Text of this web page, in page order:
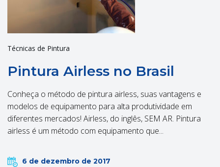
Técnicas de Pintura
Pintura Airless no Brasil
Conheça o método de pintura airless, suas vantagens e
modelos de equipamento para alta produtividade em
diferentes mercados! Airless, do inglês, SEM AR. Pintura
airless é um método com equipamento que...
6 de dezembro de 2017